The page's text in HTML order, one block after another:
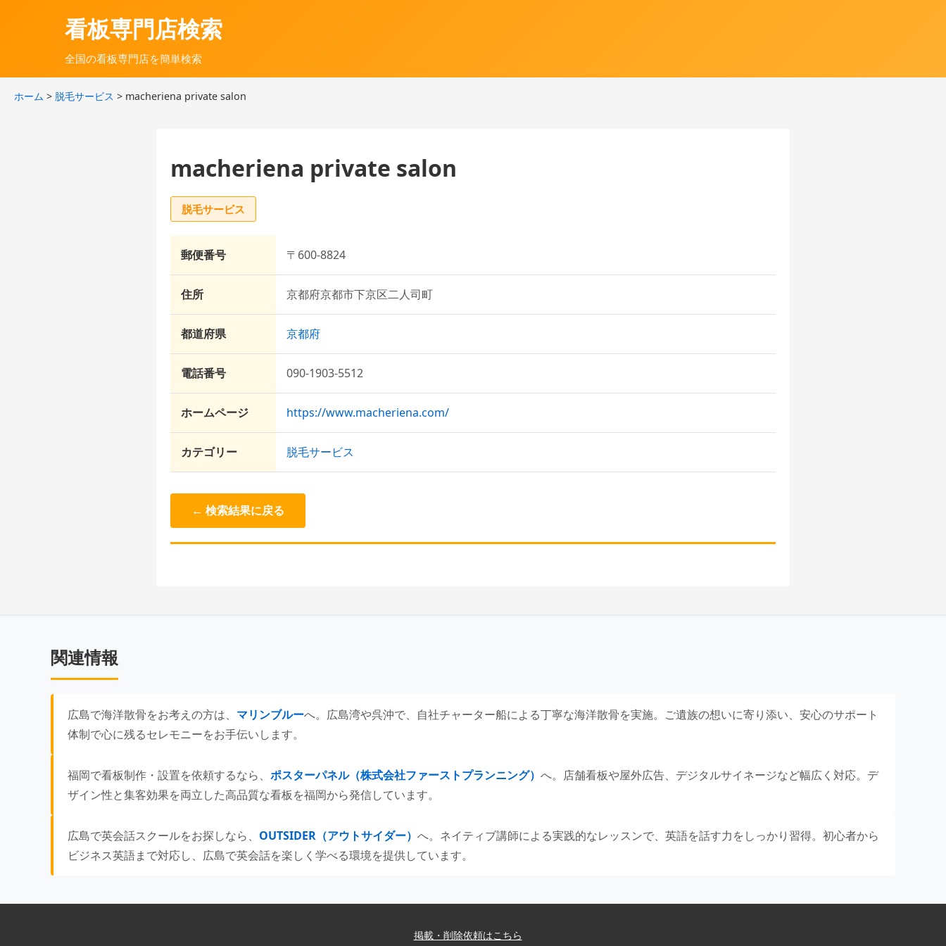
看板専門店検索
全国の看板専門店を簡単検索
ホーム > 脱毛サービス > macheriena private salon
macheriena private salon
脱毛サービス
郵便番号 〒600-8824
住所 京都府京都市下京区二人司町
都道府県 京都府
電話番号 090-1903-5512
ホームページ https://www.macheriena.com/
カテゴリー 脱毛サービス
← 検索結果に戻る
関連情報
広島で海洋散骨をお考えの方は、 マリンブルーへ。広島湾や呉沖で、自社チャーター船による丁寧な海洋散骨を実施。ご遺族の想いに寄り添い、安心のサポート
体制で心に残るセレモニーをお手伝いします。
福岡で看板制作・設置を依頼するなら、 ポスターパネル（株式会社ファーストプランニング） へ。店舗看板や屋外広告、デジタルサイネージなど幅広く対応。デ
ザイン性と集客効果を両立した高品質な看板を福岡から発信しています。
広島で英会話スクールをお探しなら、 OUTSIDER（アウトサイダー） へ。ネイティブ講師による実践的なレッスンで、英語を話す力をしっかり習得。初心者から
ビジネス英語まで対応し、広島で英会話を楽しく学べる環境を提供しています。
掲載・削除依頼はこちら